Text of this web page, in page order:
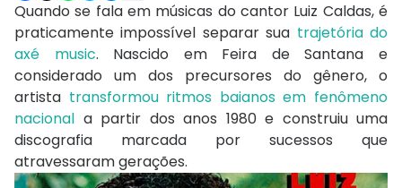
Quando se fala em músicas do cantor Luiz Caldas, é
praticamente impossível separar sua trajetória do
axé music. Nascido em Feira de Santana e
considerado um dos precursores do gênero, o
artista transformou ritmos baianos em fenômeno
nacional a partir dos anos 1980 e construiu uma
discografia marcada por sucessos que
atravessaram gerações.